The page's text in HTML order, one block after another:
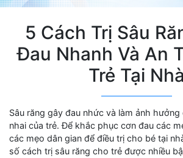
5 Cách Trị Sâu
Đau Nhanh Và An
Trẻ Tại Nhà
Sâu răng gây đau nhức và làm ảnh hưởng
nhai của trẻ. Để khắc phục cơn đau các
các mẹo dân gian để điều trị cho bé tại
số cách trị sâu răng cho trẻ được nhiều